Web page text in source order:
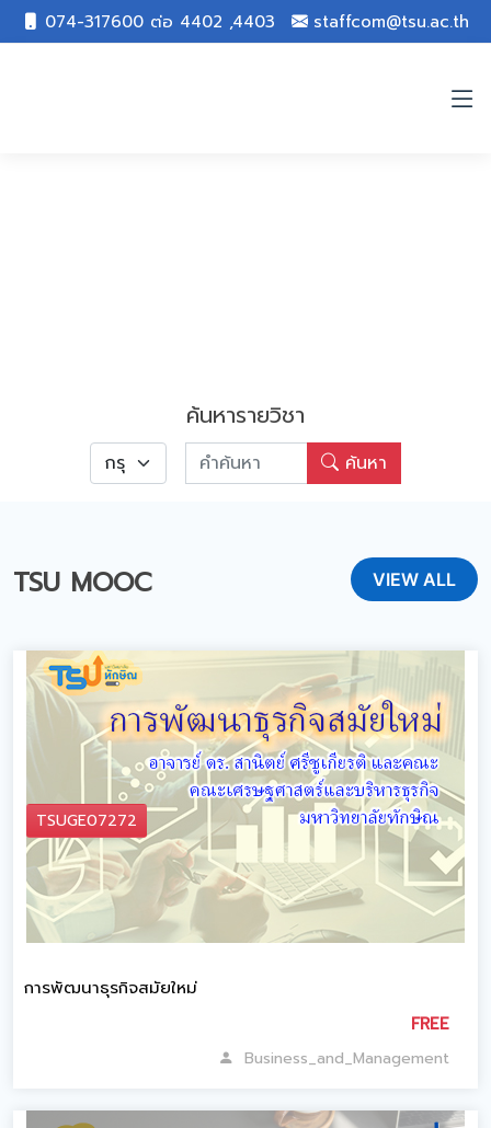
074-317600 ต่อ 4402 ,4403 staffcom@tsu.ac.th
ค้นหารายวิชา
ค้นหา
TSU MOOC VIEW ALL
TSUGE07272
การพัฒนาธุรกิจสมัยใหม่
FREE
Business_and_Management